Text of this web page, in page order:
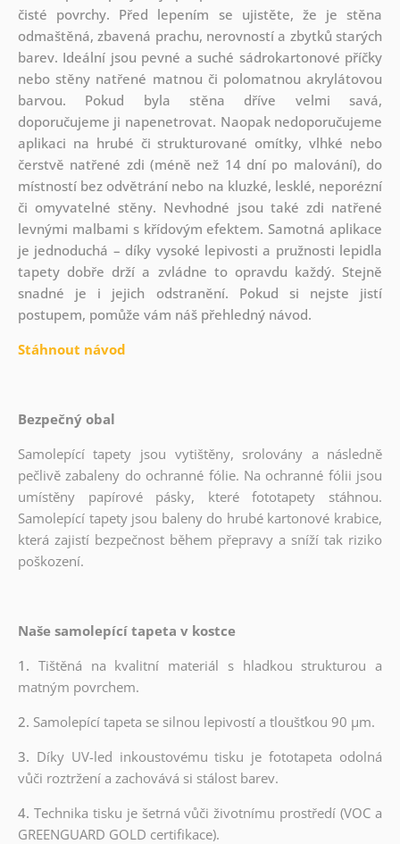
čisté povrchy. Před lepením se ujistěte, že je stěna
odmaštěná, zbavená prachu, nerovností a zbytků starých
barev. Ideální jsou pevné a suché sádrokartonové příčky
nebo stěny natřené matnou či polomatnou akrylátovou
barvou. Pokud byla stěna dříve velmi savá,
doporučujeme ji napenetrovat. Naopak nedoporučujeme
aplikaci na hrubé či strukturované omítky, vlhké nebo
čerstvě natřené zdi (méně než 14 dní po malování), do
místností bez odvětrání nebo na kluzké, lesklé, neporézní
či omyvatelné stěny. Nevhodné jsou také zdi natřené
levnými malbami s křídovým efektem. Samotná aplikace
je jednoduchá – díky vysoké lepivosti a pružnosti lepidla
tapety dobře drží a zvládne to opravdu každý. Stejně
snadné je i jejich odstranění. Pokud si nejste jistí
postupem, pomůže vám náš přehledný návod.
Stáhnout návod
Bezpečný obal
Samolepící tapety jsou vytištěny, srolovány a následně
pečlivě zabaleny do ochranné fólie. Na ochranné fólii jsou
umístěny papírové pásky, které fototapety stáhnou.
Samolepící tapety jsou baleny do hrubé kartonové krabice,
která zajistí bezpečnost během přepravy a sníží tak riziko
poškození.
Naše samolepící tapeta v kostce
1. Tištěná na kvalitní materiál s hladkou strukturou a
matným povrchem.
2. Samolepící tapeta se silnou lepivostí a tloušťkou 90 µm.
3. Díky UV-led inkoustovému tisku je fototapeta odolná
vůči roztržení a zachovává si stálost barev.
4. Technika tisku je šetrná vůči životnímu prostředí (VOC a
GREENGUARD GOLD certifikace).